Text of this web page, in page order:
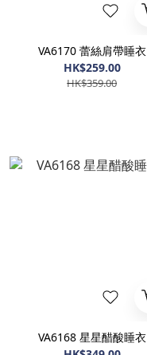
VA6170 蕾絲肩帶睡衣
HK$259.00
HK$359.00
VA6168 星星醋酸睡衣